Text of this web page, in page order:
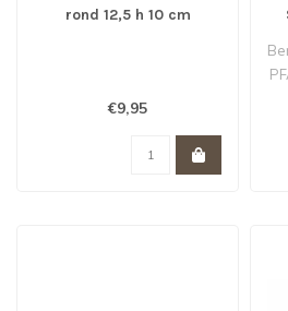
rond 12,5 h 10 cm
€9,95